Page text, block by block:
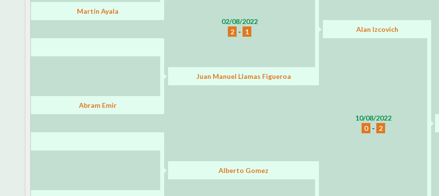
02/08/2022
2 - 1
Martín Ayala
Alan Izcovich
10/08/2022
0 - 2
Juan Manuel Llamas Figueroa
Abram Emir
Alberto Gomez